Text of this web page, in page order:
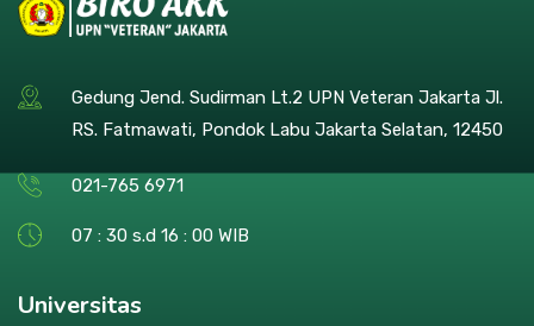
Gedung Jend. Sudirman Lt.2 UPN Veteran Jakarta Jl.
RS. Fatmawati, Pondok Labu Jakarta Selatan, 12450
021-765 6971
07 : 30 s.d 16 : 00 WIB
Universitas